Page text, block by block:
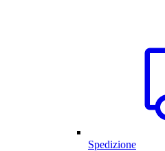
Spedizione